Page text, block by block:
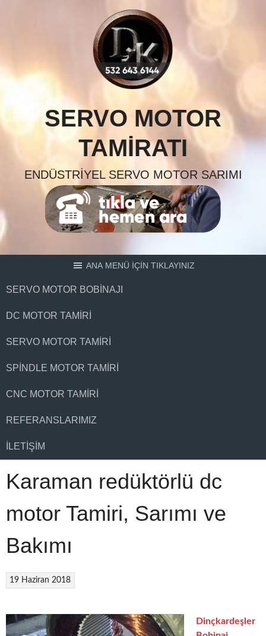
SERVO MOTOR
TAMIRATI
ENDÜSTRIYEL SERVO MOTOR SARIMI
ANA MENÜ İÇİN TIKLAYINIZ
SERVO MOTOR BOBINAJI
DC MOTOR TAMIRI
SERVO MOTOR TAMIRI
SPINDLE MOTOR TAMIRI
CNC MOTOR TAMIRI
REFERANSLARIMIZ
İLETIŞIM
Karaman redüktörlü dc
motor Tamiri, Sarımı ve
Bakımı
19 Haziran 2018
Dinçkardeşler